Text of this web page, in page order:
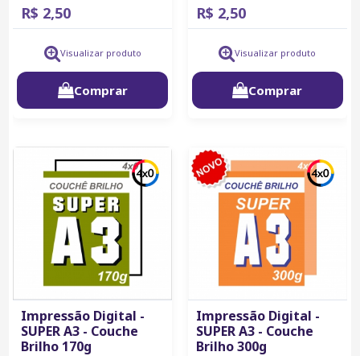
R$ 2,50
Visualizar produto
Comprar
R$ 2,50
Visualizar produto
Comprar
Impressão Digital -
SUPER A3 - Couche
Brilho 170g
Impressão Digital -
SUPER A3 - Couche
Brilho 300g